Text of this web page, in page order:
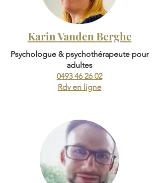
Karin Vanden Berghe
Psychologue & psychothérapeute pour
adultes
0493 46 26 02
Rdv en ligne